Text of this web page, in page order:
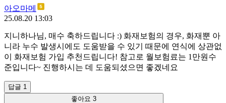
아오마메
25.08.20 13:03
지니하나님, 매수 축하드립니다 :) 화재보험의 경우, 화재뿐 아
니라 누수 발생시에도 도움받을 수 있기 때문에 연식에 상관없
이 화재보험 가입 추천드립니다! 참고로 월보험료는 1만원수
준입니다~ 진행하시는 데 도움되셨으면 좋겠네요
답글 1
좋아요 3